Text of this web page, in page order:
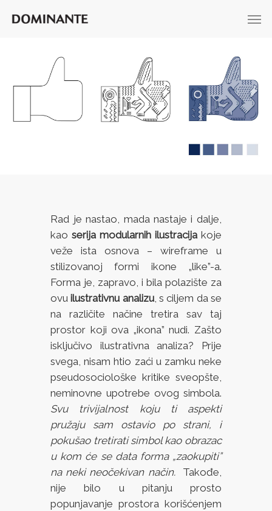
Rad je nastao, mada nastaje i dalje,
kaoserija modularnih ilustracijakoje
veže ista osnova – wireframe u
stilizovanoj formi ikone „like”-a.
Forma je, zapravo, i bila polazište za
ovu ilustrativnu analizu, s ciljem da se
na različite načine tretira sav taj
prostor koji ova „ikona” nudi. Zašto
isključivo ilustrativna analiza? Prije
svega, nisam htio zaći u zamku neke
pseudosociološke kritike sveopšte,
neminovne upotrebe ovog simbola.
Svu trivijalnost koju ti aspekti
pružaju sam ostavio po strani, i
pokušao tretirati simbol kao obrazac
u kom će se data forma „zaokupiti”
na neki neočekivan način.Takođe,
nije bilo u pitanju prosto
popunjavanje prostora korišćenjem